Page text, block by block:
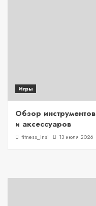
Игры
Обзор инструментов
и аксессуаров
fitness_insi 13 июля 2026